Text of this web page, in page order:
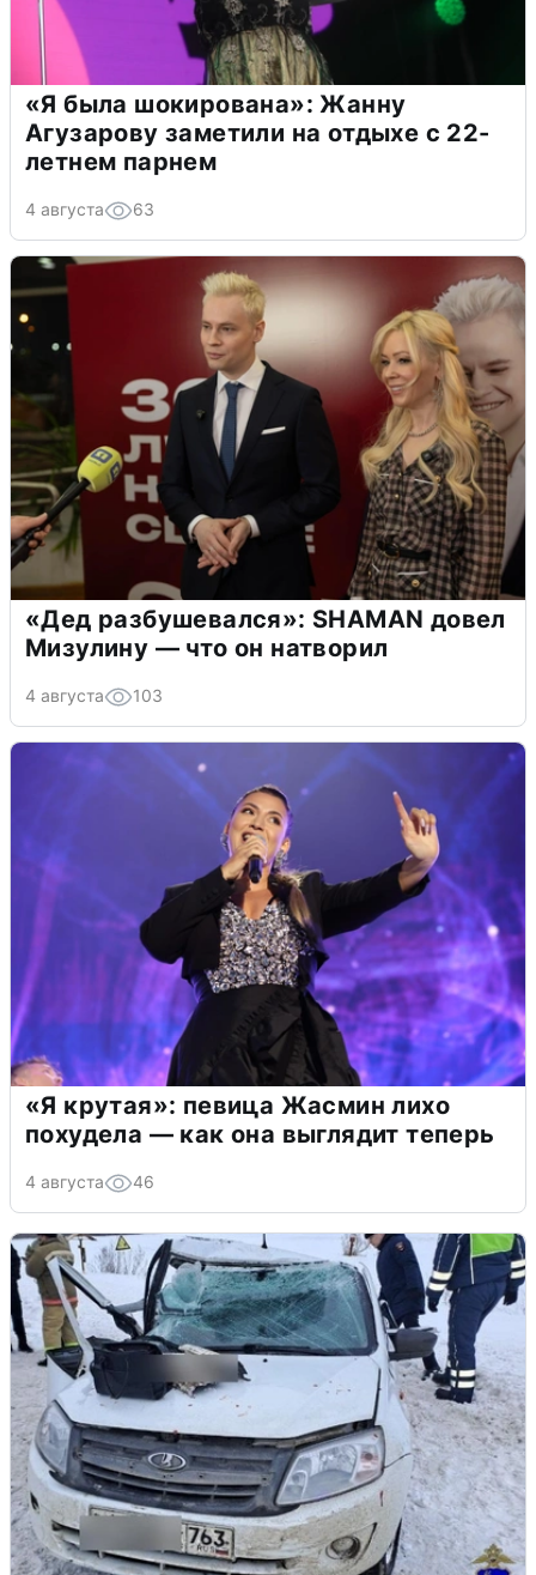
«Я была шокирована»: Жанну
Агузарову заметили на отдыхе с 22-
летнем парнем
4 августа 63
«Дед разбушевался»: SHAMAN довел
Мизулину — что он натворил
4 августа 103
«Я крутая»: певица Жасмин лихо
похудела — как она выглядит теперь
4 августа 46